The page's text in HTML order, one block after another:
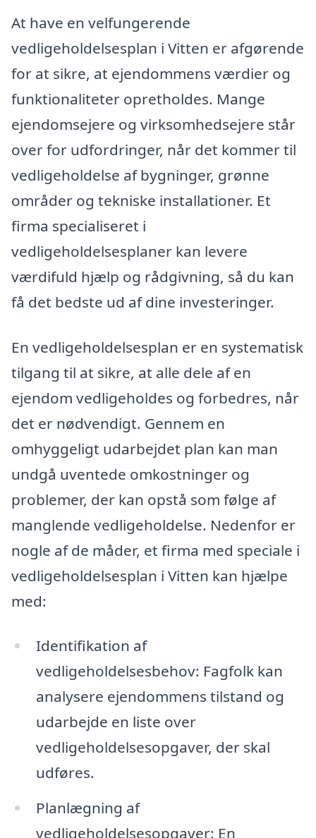
At have en velfungerende
vedligeholdelsesplan i Vitten er afgørende
for at sikre, at ejendommens værdier og
funktionaliteter opretholdes. Mange
ejendomsejere og virksomhedsejere står
over for udfordringer, når det kommer til
vedligeholdelse af bygninger, grønne
områder og tekniske installationer. Et
firma specialiseret i
vedligeholdelsesplaner kan levere
værdifuld hjælp og rådgivning, så du kan
få det bedste ud af dine investeringer.
En vedligeholdelsesplan er en systematisk
tilgang til at sikre, at alle dele af en
ejendom vedligeholdes og forbedres, når
det er nødvendigt. Gennem en
omhyggeligt udarbejdet plan kan man
undgå uventede omkostninger og
problemer, der kan opstå som følge af
manglende vedligeholdelse. Nedenfor er
nogle af de måder, et firma med speciale i
vedligeholdelsesplan i Vitten kan hjælpe
med:
Identifikation af
vedligeholdelsesbehov: Fagfolk kan
analysere ejendommens tilstand og
udarbejde en liste over
vedligeholdelsesopgaver, der skal
udføres.
Planlægning af
vedligeholdelsesopgaver: En